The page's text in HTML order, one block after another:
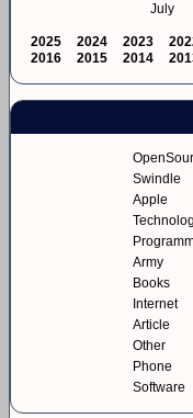
July
2025 2024 2023
2016
2015 2014
Swindle
Apple
Army
Books
Internet
Article
Other
Phone
Software